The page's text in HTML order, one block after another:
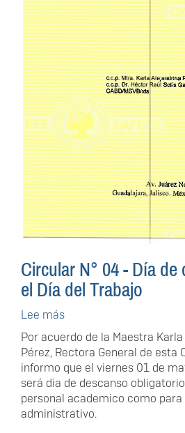
Circular N° 04 - Día de
el Día del Trabajo
Lee más
Circular
N°
04
-
Día
de
descanso
Por acuerdo de la Maestra
Pérez, Rectora General de esta
informo que el viernes 01 de
será dia de descanso
personal academico como para
administrativo.